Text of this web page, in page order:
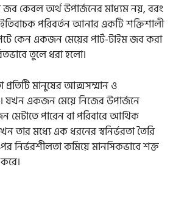
জব কেবল অর্থ উপার্জনের মাধ্যম নয়, বরং
ইতিবাচক পরিবর্তন আনার একটি শক্তিশালী
কেন একজন মেয়ের পার্ট-টাইম জব করা
তুলে ধরা হলো।
প্রতিটি মানুষের আত্মসম্মান ও
যখন একজন মেয়ে নিজের উপার্জনে
মেটাতে পারেন বা পরিবারে আর্থিক
তার মধ্যে এক ধরনের স্বনির্ভরতা তৈরি
নির্ভরশীলতা কমিয়ে মানসিকভাবে শক্ত